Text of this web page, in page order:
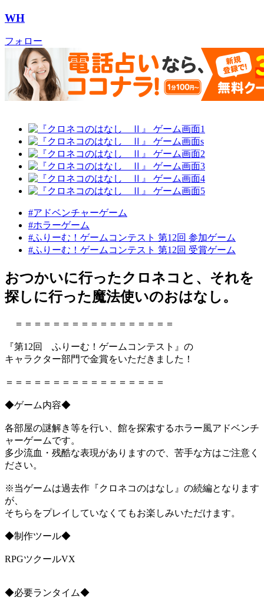
WH
フォロー
#アドベンチャーゲーム
#ホラーゲーム
#ふりーむ！ゲームコンテスト 第12回 参加ゲーム
#ふりーむ！ゲームコンテスト 第12回 受賞ゲーム
おつかいに行ったクロネコと、それを
探しに行った魔法使いのおはなし。
＝＝＝＝＝＝＝＝＝＝＝＝＝＝＝＝＝
『第12回 ふりーむ！ゲームコンテスト』の
キャラクター部門で金賞をいただきました！
＝＝＝＝＝＝＝＝＝＝＝＝＝＝＝＝＝
◆ゲーム内容◆
各部屋の謎解き等を行い、館を探索するホラー風アドベンチ
ャーゲームです。
多少流血・残酷な表現がありますので、苦手な方はご注意く
ださい。
※当ゲームは過去作『クロネコのはなし』の続編となります
が、
そちらをプレイしていなくてもお楽しみいただけます。
◆制作ツール◆
RPGツクールVX
◆必要ランタイム◆